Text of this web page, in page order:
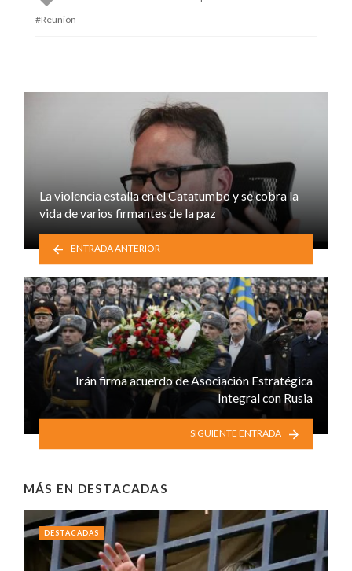
Reunión
La violencia estalla en el Catatumbo y se cobra la
vida de varios firmantes de la paz
ENTRADA ANTERIOR
Irán firma acuerdo de Asociación Estratégica
Integral con Rusia
SIGUIENTE ENTRADA
MÁS EN DESTACADAS
DESTACADAS